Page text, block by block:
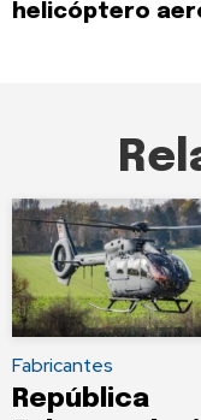
helicóptero
Fabricantes
República